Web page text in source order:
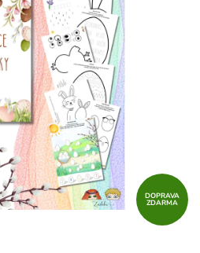
DOPRAVA
ZDARMA